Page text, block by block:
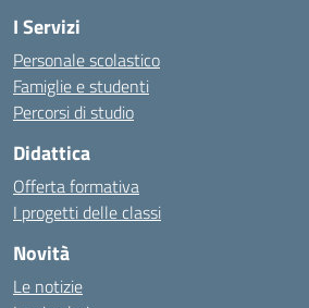
I Servizi
Personale scolastico
Famiglie e studenti
Percorsi di studio
Didattica
Offerta formativa
I progetti delle classi
Novità
Le notizie